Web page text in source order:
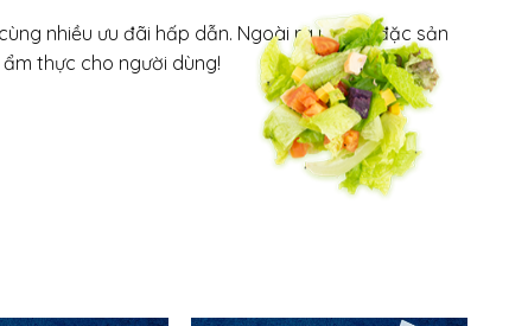
nhiều ưu đãi hấp dẫn. Ngoài ra những đặc sản
thực cho người dùng!